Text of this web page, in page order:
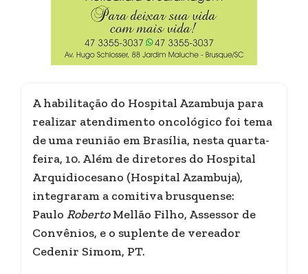
A habilitação do Hospital Azambuja para
realizar atendimento oncológico foi tema
de uma reunião em Brasília, nesta quarta-
feira, 10. Além de diretores do Hospital
Arquidiocesano (Hospital Azambuja),
integraram a comitiva brusquense:
Paulo RobertoMellão Filho, Assessor de
Convênios, e o suplente de vereador
Cedenir Simom, PT.